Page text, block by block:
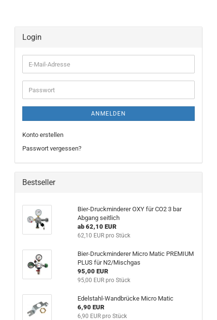
Login
E-
Mail-
Adresse
Passwort
ANMELDEN
Konto erstellen
Passwort vergessen?
Bestseller
Bier-Druckminderer OXY für CO2 3 bar
Abgang seitlich
ab 62,10 EUR
62,10 EUR pro Stück
Bier-Druckminderer Micro Matic PREMIUM
PLUS für N2/Mischgas
95,00 EUR
95,00 EUR pro Stück
Edelstahl-Wandbrücke Micro Matic
6,90 EUR
6,90 EUR pro Stück